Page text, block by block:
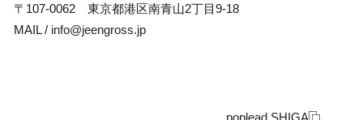
poplead SHIGA
〒107-0062 東京都港区南青山2丁目9-18
MAIL / info@jeengross.jp